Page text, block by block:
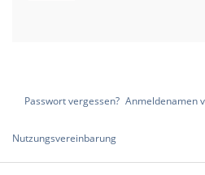
Passwort vergessen? Anmeldenamen
Nutzungsvereinbarung